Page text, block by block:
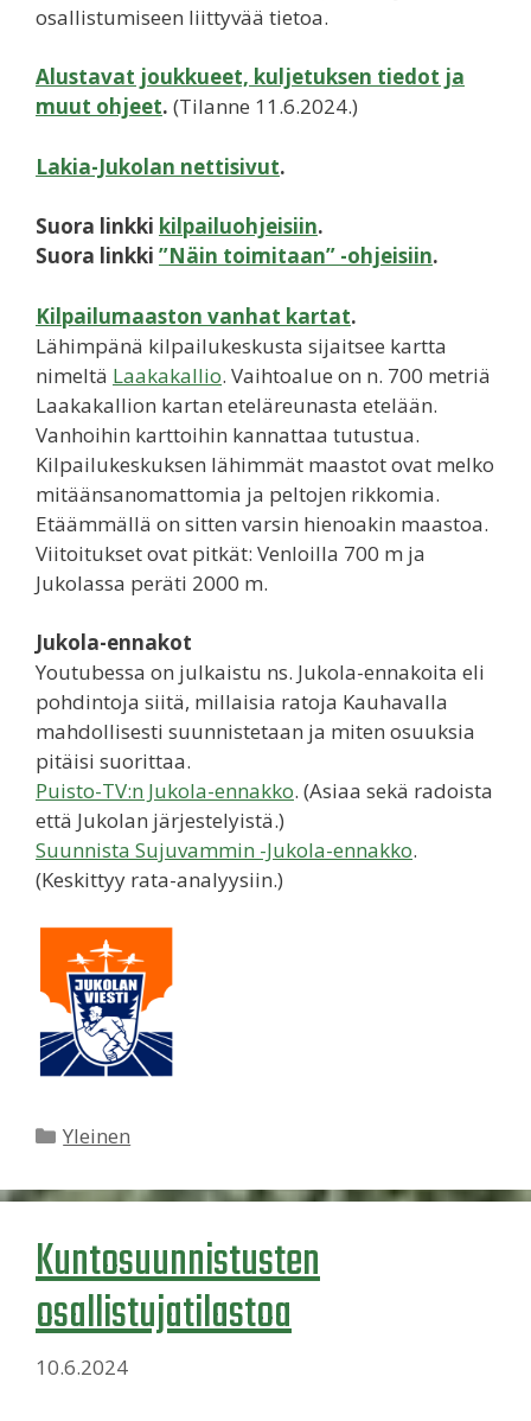
osallistumiseen liittyvää tietoa.
Alustavat joukkueet, kuljetuksen tiedot ja
muut ohjeet. (Tilanne 11.6.2024.)
Lakia-Jukolan nettisivut.
Suora linkki kilpailuohjeisiin.
Suora linkki ”Näin toimitaan” -ohjeisiin.
Kilpailumaaston vanhat kartat.
Lähimpänä kilpailukeskusta sijaitsee kartta
nimeltä Laakakallio. Vaihtoalue on n. 700 metriä
Laakakallion kartan eteläreunasta etelään.
Vanhoihin karttoihin kannattaa tutustua.
Kilpailukeskuksen lähimmät maastot ovat melko
mitäänsanomattomia ja peltojen rikkomia.
Etäämmällä on sitten varsin hienoakin maastoa.
Viitoitukset ovat pitkät: Venloilla 700 m ja
Jukolassa peräti 2000 m.
Jukola-ennakot
Youtubessa on julkaistu ns. Jukola-ennakoita eli
pohdintoja siitä, millaisia ratoja Kauhavalla
mahdollisesti suunnistetaan ja miten osuuksia
pitäisi suorittaa.
Puisto-TV:n Jukola-ennakko. (Asiaa sekä radoista
että Jukolan järjestelyistä.)
Suunnista Sujuvammin -Jukola-ennakko.
(Keskittyy rata-analyysiin.)
Kategoriat
Yleinen
Kuntosuunnistusten
osallistujatilastoa
10.6.2024